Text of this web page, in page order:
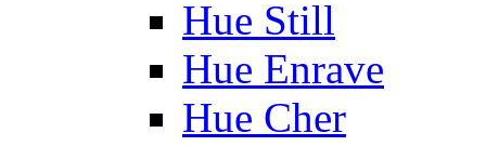
Hue Still
Hue Enrave
Hue Cher